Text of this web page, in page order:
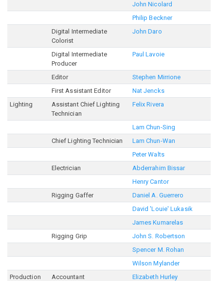
John Nicolard
Philip Beckner
Digital Intermediate
Colorist
John Daro
Digital Intermediate
Producer
Paul Lavoie
Editor
Stephen Mirrione
First Assistant Editor
Nat Jencks
Lighting
Assistant Chief Lighting
Technician
Felix Rivera
Lam Chun-Sing
Chief Lighting Technician
Lam Chun-Wan
Peter Walts
Electrician
Abderrahim Bissar
Henry Cantor
Rigging Gaffer
Daniel A. Guerrero
David 'Louie' Lukasik
James Kumarelas
Rigging Grip
John S. Robertson
Spencer M. Rohan
Wilson Mylander
Production
Accountant
Elizabeth Hurley